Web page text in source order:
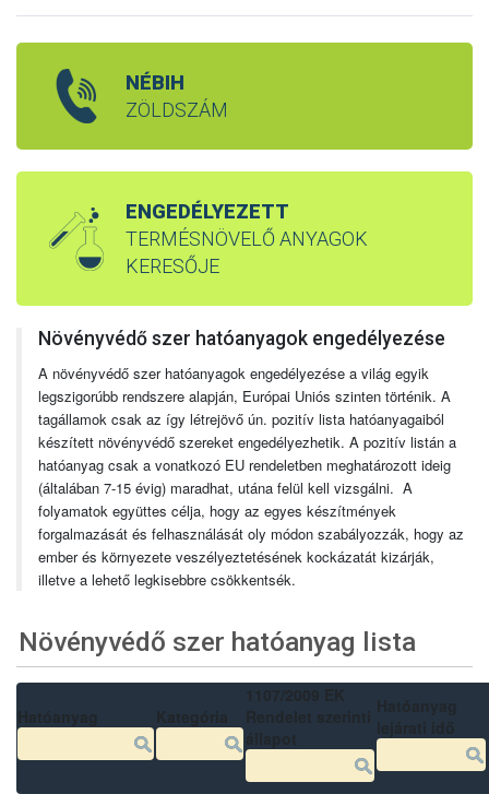
NÉBIH
ZÖLDSZÁM
ENGEDÉLYEZETT
TERMÉSNÖVELŐ ANYAGOK
KERESŐJE
Növényvédő szer hatóanyagok engedélyezése
A növényvédő szer hatóanyagok engedélyezése a világ egyik
legszigorúbb rendszere alapján, Európai Uniós szinten történik. A
tagállamok csak az így létrejövő ún. pozitív lista hatóanyagaiból
készített növényvédő szereket engedélyezhetik. A pozitív listán a
hatóanyag csak a vonatkozó EU rendeletben meghatározott ideig
(általában 7-15 évig) maradhat, utána felül kell vizsgálni. A
folyamatok együttes célja, hogy az egyes készítmények
forgalmazását és felhasználását oly módon szabályozzák, hogy az
ember és környezete veszélyeztetésének kockázatát kizárják,
illetve a lehető legkisebbre csökkentsék.
Növényvédő szer hatóanyag lista